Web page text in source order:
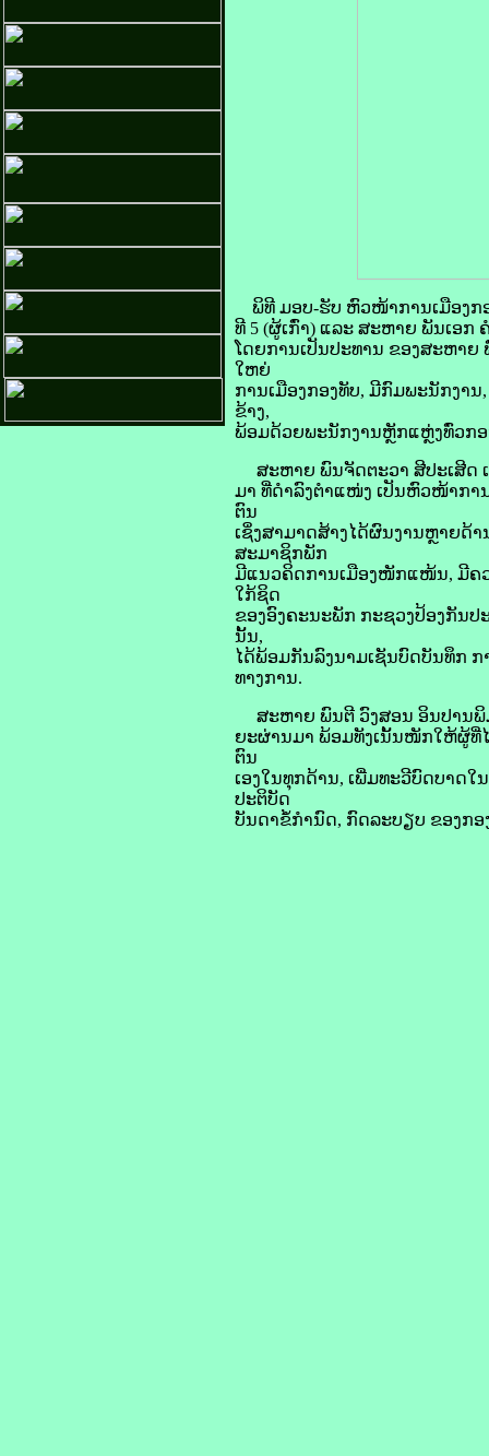
ພິທີ ມອບ-ຮັບ ຫົວໜ້າການເມືອງກ
ທີ 5 (ຜູ້ເກົ່າ) ແລະ ສະຫາຍ ພັນເອກ
ໂດຍການເປັນປະທານ ຂອງສະຫາ
ໃຫຍ່
ການເມືອງກອງທັບ, ມີກົມພະນັກງາ
ຂ້າງ,
ພ້ອມດ້ວຍພະນັກງານຫຼັກແຫຼ່ງທົ່ວກອ
ສະຫາຍ ພົນຈັດຕະວາ ສີປະເສີດ
ມາ ທີ່ດຳລົງຕຳແໜ່ງ ເປັນຫົວໜ້າກາ
ຕົນ
ເຊິ່ງສາມາດສ້າງໄດ້ຜົນງານຫຼາຍດ້
ສະມາຊິກພັກ
ມີແນວຄິດການເມືອງໜັກແໜ້ນ, ມີຄວ
ໃກ້ຊິດ
ຂອງອົງຄະນະພັກ ກະຊວງປ້ອງກັນ
ນັ້ນ,
ໄດ້ພ້ອມກັນລົງນາມເຊັນບົດບັນທຶກ
ທາງການ.
ສະຫາຍ ພົນຕີ ວົງສອນ ອິນປານພິ
ຍະຜ່ານມາ ພ້ອມທັງເນັ້ນໜັກໃຫ້ຜູ້ທີ່
ຕົນ
ເອງໃນທຸກດ້ານ, ເພີ່ມທະວີບົດບາດ
ປະຕິບັດ
ບັນດາຂໍ້ກໍານົດ, ກົດລະບຽບ ຂອງກ